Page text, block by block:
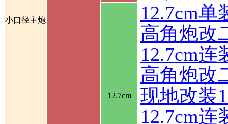
小口径主炮
12.7cm
12.7cm
高角炮改
12.7cm
高角炮改
现地改装
12.7cm